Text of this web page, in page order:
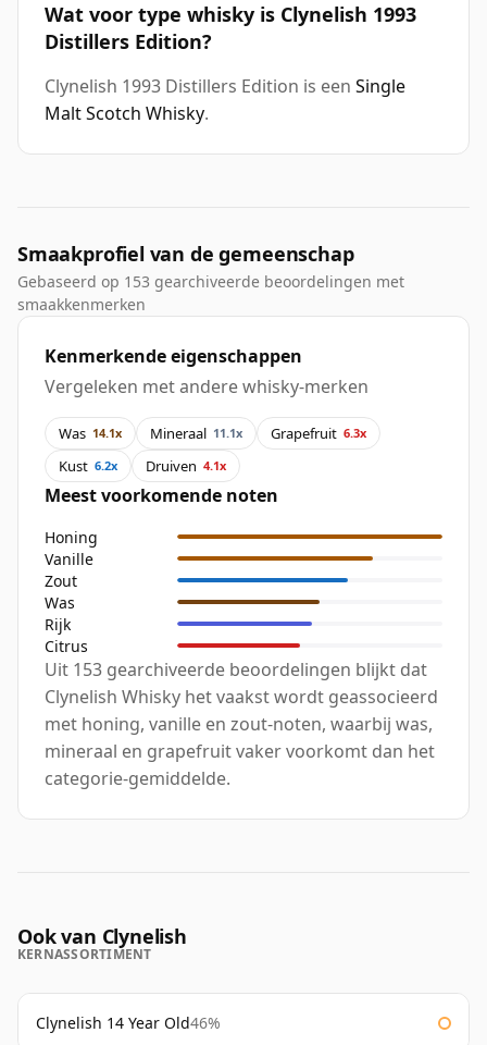
Wat voor type whisky is Clynelish 1993
Distillers Edition?
Clynelish 1993 Distillers Edition is een Single
Malt Scotch Whisky.
Smaakprofiel van de gemeenschap
Gebaseerd op 153 gearchiveerde beoordelingen met
smaakkenmerken
Kenmerkende eigenschappen
Vergeleken met andere whisky-merken
Was 14.1x Mineraal 11.1x Grapefruit 6.3x
Kust 6.2x Druiven 4.1x
Meest voorkomende noten
Honing
Vanille
Zout
Was
Rijk
Citrus
Uit 153 gearchiveerde beoordelingen blijkt dat
Clynelish Whisky het vaakst wordt geassocieerd
met honing, vanille en zout-noten, waarbij was,
mineraal en grapefruit vaker voorkomt dan het
categorie-gemiddelde.
Ook van Clynelish
KERNASSORTIMENT
Clynelish 14 Year Old46%